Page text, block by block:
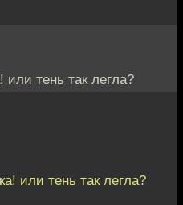
или тень так легла?
или тень так легла?